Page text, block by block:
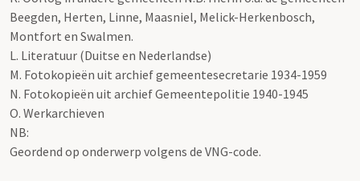
Beegden, Herten, Linne, Maasniel, Melick-Herkenbosch,
Montfort en Swalmen.
L. Literatuur (Duitse en Nederlandse)
M. Fotokopieën uit archief gemeentesecretarie 1934-1959
N. Fotokopieën uit archief Gemeentepolitie 1940-1945
O. Werkarchieven
NB:
Geordend op onderwerp volgens de VNG-code.